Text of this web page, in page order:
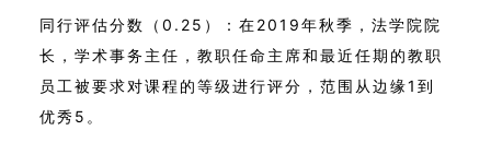
同行评估分数（0.25）：在2019年秋季，法学院院
长，学术事务主任，教职任命主席和最近任期的教职
员工被要求对课程的等级进行评分，范围从边缘1到
优秀5。